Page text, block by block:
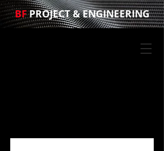
BFPROJECT & ENGINEERING